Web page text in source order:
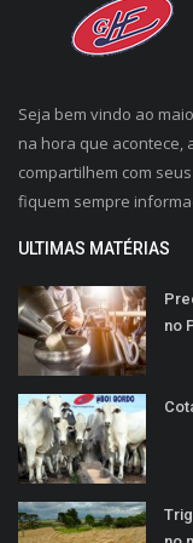
Seja bem vindo ao
na hora que acontece,
compartilhem com
fiquem sempre
ULTIMAS MATÉRIAS
no